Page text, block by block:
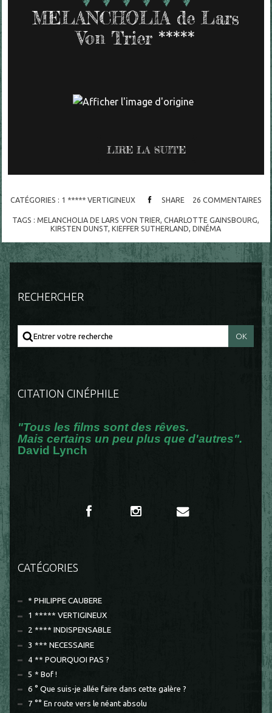
MELANCHOLIA de Lars
Von Trier *****
LIRE LA SUITE
CATÉGORIES : 1 ***** VERTIGINEUX SHARE 26 COMMENTAIRES
TAGS :MELANCHOLIA DE LARS VON TRIER ,CHARLOTTE GAINSBOURG
KIRSTEN DUNST ,KIEFFER SUTHERLAND ,DINÉMA
RECHERCHER
CITATION CINÉPHILE
"Tous les films sont des rêves.
Mais certains un peu plus que d'autres".
David Lynch
CATÉGORIES
* PHILIPPE CAUBERE
1 ***** VERTIGINEUX
2 **** INDISPENSABLE
3 *** NECESSAIRE
4 ** POURQUOI PAS ?
5 * Bof !
6 ° Que suis-je allée faire dans cette galère ?
7 °° En route vers le néant absolu